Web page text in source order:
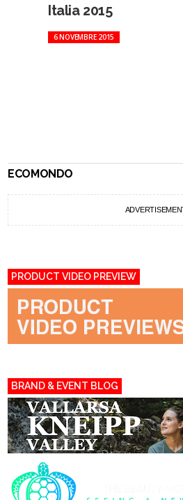
Italia 2015
6 NOVEMBRE 2015
ECOMONDO
PRODUCT VIDEO PREVIEW
BRAND & EVENT BLOG